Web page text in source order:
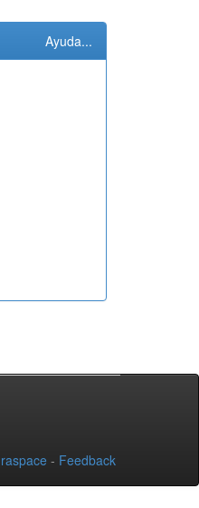
Ayuda...
- Feedback